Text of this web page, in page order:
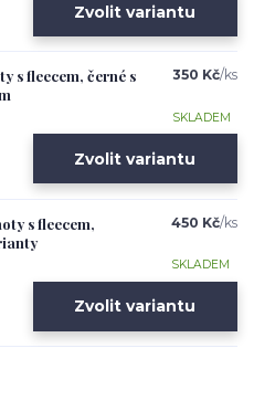
Zvolit variantu
s fleecem, černé s
350 Kč/ks
SKLADEM
Zvolit variantu
s fleecem,
450 Kč/ks
SKLADEM
Zvolit variantu